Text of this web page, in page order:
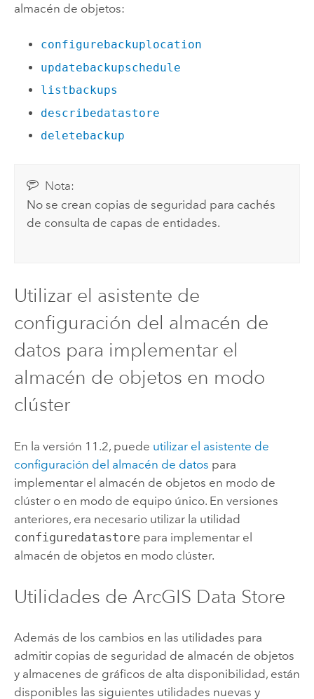
almacén de objetos:
configurebackuplocation
updatebackupschedule
listbackups
describedatastore
deletebackup
Nota:
No se crean copias de seguridad para cachés
de consulta de capas de entidades.
Utilizar el asistente de
configuración del almacén de
datos para implementar el
almacén de objetos en modo
clúster
En la versión 11.2, puede utilizar el asistente de
configuración del almacén de datos para
implementar el almacén de objetos en modo de
clúster o en modo de equipo único. En versiones
anteriores, era necesario utilizar la utilidad
configuredatastorepara implementar el
almacén de objetos en modo clúster.
Utilidades de ArcGIS Data Store
Además de los cambios en las utilidades para
admitir copias de seguridad de almacén de objetos
y almacenes de gráficos de alta disponibilidad, están
disponibles las siguientes utilidades nuevas y